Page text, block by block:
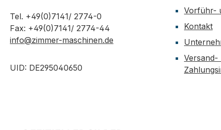
Vorführ-
Kontakt
Versand-
Tel. +49(0)7141/ 2774-0
Fax: +49(0)7141/ 2774-44
info@zimmer-maschinen.de
UID: DE295040650